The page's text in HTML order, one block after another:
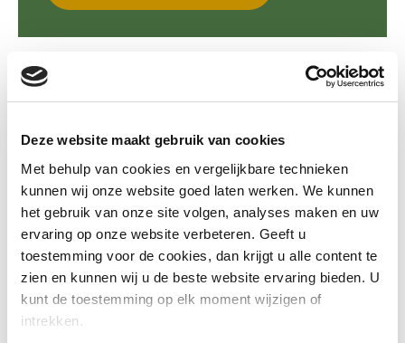
Deze website maakt gebruik van cookies
Met behulp van cookies en vergelijkbare technieken
kunnen wij onze website goed laten werken. We kunnen
het gebruik van onze site volgen, analyses maken en uw
ervaring op onze website verbeteren. Geeft u
toestemming voor de cookies, dan krijgt u alle content te
zien en kunnen wij u de beste website ervaring bieden. U
kunt de toestemming op elk moment wijzigen of
intrekken.
Gehydrofobeerd en daarmee vochtwerend
Kan tot 4 maanden in weer en wind blijven staan
Winddicht
Minimaliseren van koudebruggen
Tijdbesparende en snelle plaatsing door de hoge
maatvastheid van de plaat